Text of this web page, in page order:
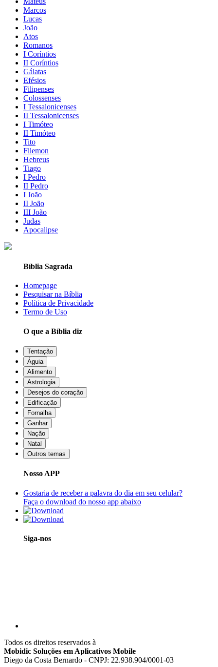
Marcos
Lucas
João
Atos
Romanos
I Coríntios
II Coríntios
Gálatas
Efésios
Filipenses
Colossenses
I Tessalonicenses
II Tessalonicenses
I Timóteo
II Timóteo
Tito
Filemon
Hebreus
Tiago
I Pedro
II Pedro
I João
II João
III João
Judas
Apocalipse
Bíblia Sagrada
Homepage
Pesquisar na Bíblia
Política de Privacidade
Termo de Uso
O que a Bíblia diz
Tentação
Águia
Alimento
Astrologia
Desejos do coração
Edificação
Fornalha
Ganhar
Nação
Natal
Outros temas
Nosso APP
Gostaria de receber a palavra do dia em seu celular?
Faça o download do nosso app abaixo
Siga-nos
Todos os direitos reservados à
Mobidic Soluções em Aplicativos Mobile
Diego da Costa Bernardo - CNPJ: 22.938.904/0001-03